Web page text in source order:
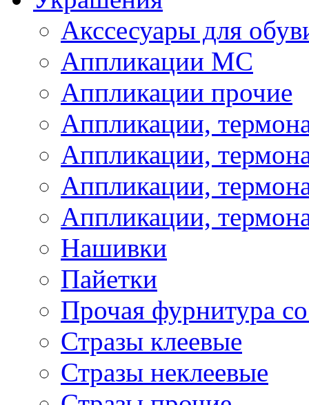
Акссесуары для
Аппликации МС
Аппликации прочие
Аппликации,
Аппликации,
Аппликации,
Аппликации,
Нашивки
Пайетки
Прочая фурнитура
Стразы клеевые
Стразы неклеевые